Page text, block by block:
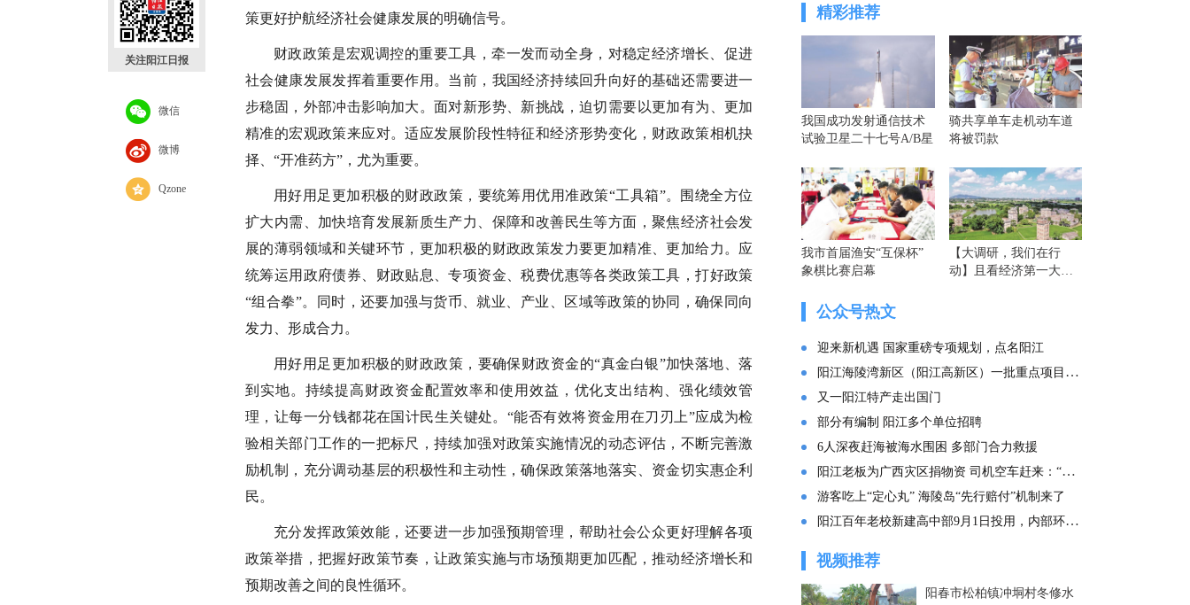
关注阳江日报
微信
微博
Qzone
策更好护航经济社会健康发展的明确信号。
财政政策是宏观调控的重要工具，牵一发而动全身，对稳定经济增长、促进
社会健康发展发挥着重要作用。当前，我国经济持续回升向好的基础还需要进一
步稳固，外部冲击影响加大。面对新形势、新挑战，迫切需要以更加有为、更加
精准的宏观政策来应对。适应发展阶段性特征和经济形势变化，财政政策相机抉
择、“开准药方”，尤为重要。
用好用足更加积极的财政政策，要统筹用优用准政策“工具箱”。围绕全方位
扩大内需、加快培育发展新质生产力、保障和改善民生等方面，聚焦经济社会发
展的薄弱领域和关键环节，更加积极的财政政策发力要更加精准、更加给力。应
统筹运用政府债券、财政贴息、专项资金、税费优惠等各类政策工具，打好政策
“组合拳”。同时，还要加强与货币、就业、产业、区域等政策的协同，确保同向
发力、形成合力。
用好用足更加积极的财政政策，要确保财政资金的“真金白银”加快落地、落
到实地。持续提高财政资金配置效率和使用效益，优化支出结构、强化绩效管
理，让每一分钱都花在国计民生关键处。“能否有效将资金用在刀刃上”应成为检
验相关部门工作的一把标尺，持续加强对政策实施情况的动态评估，不断完善激
励机制，充分调动基层的积极性和主动性，确保政策落地落实、资金切实惠企利
民。
充分发挥政策效能，还要进一步加强预期管理，帮助社会公众更好理解各项
政策举措，把握好政策节奏，让政策实施与市场预期更加匹配，推动经济增长和
预期改善之间的良性循环。
精彩推荐
我国成功发射通信技术
试验卫星二十七号A/B星
骑共享单车走机动车道
将被罚款
我市首届渔安“互保杯”
象棋比赛启幕
【大调研，我们在行
动】且看经济第一大省
公众号热文
迎来新机遇 国家重磅专项规划，点名阳江
阳江海陵湾新区（阳江高新区）一批重点项目集中投产
又一阳江特产走出国门
部分有编制 阳江多个单位招聘
6人深夜赶海被海水围困 多部门合力救援
阳江老板为广西灾区捐物资 司机空车赶来：“免费拉！”
游客吃上“定心丸” 海陵岛“先行赔付”机制来了
阳江百年老校新建高中部9月1日投用，内部环境曝光
视频推荐
阳春市松柏镇冲垌村冬修水